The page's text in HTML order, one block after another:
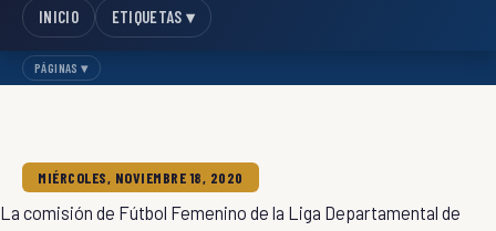
INICIO ETIQUETAS ▾
PÁGINAS ▾
MIÉRCOLES, NOVIEMBRE 18, 2020
La comisión de Fútbol Femenino de la Liga Departamental de